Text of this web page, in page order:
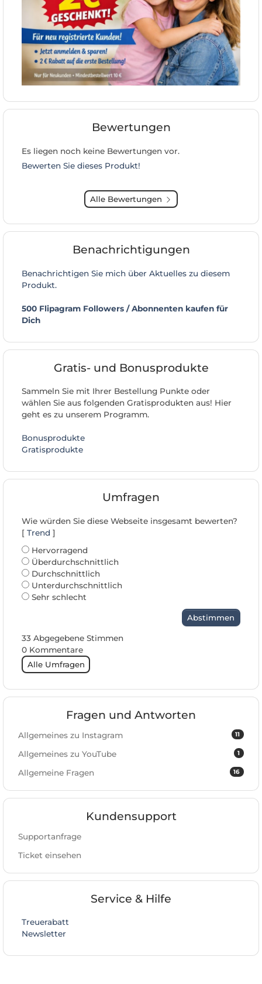
Bewertungen
Es liegen noch keine Bewertungen vor.
Bewerten Sie dieses Produkt!
Alle Bewertungen
Benachrichtigungen
Benachrichtigen Sie mich über Aktuelles zu diesem
Produkt.
500 Flipagram Followers / Abonnenten kaufen für
Dich
Gratis- und Bonusprodukte
Sammeln Sie mit Ihrer Bestellung Punkte oder
wählen Sie aus folgenden Gratisprodukten aus! Hier
geht es zu unserem Programm.
Bonusprodukte
Gratisprodukte
Umfragen
Wie würden Sie diese Webseite insgesamt bewerten?
[ Trend ]
Hervorragend
Überdurchschnittlich
Durchschnittlich
Unterdurchschnittlich
Sehr schlecht
Abstimmen
33 Abgegebene Stimmen
0 Kommentare
Alle Umfragen
Fragen und Antworten
11
Allgemeines zu Instagram
1
Allgemeines zu YouTube
16
Allgemeine Fragen
Kundensupport
Supportanfrage
Ticket einsehen
Service & Hilfe
Treuerabatt
Newsletter